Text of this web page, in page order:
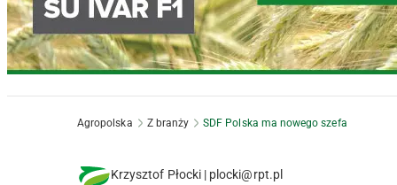
Agropolska Z branży SDF Polska ma nowego szefa
Krzysztof Płocki | plocki@rpt.pl